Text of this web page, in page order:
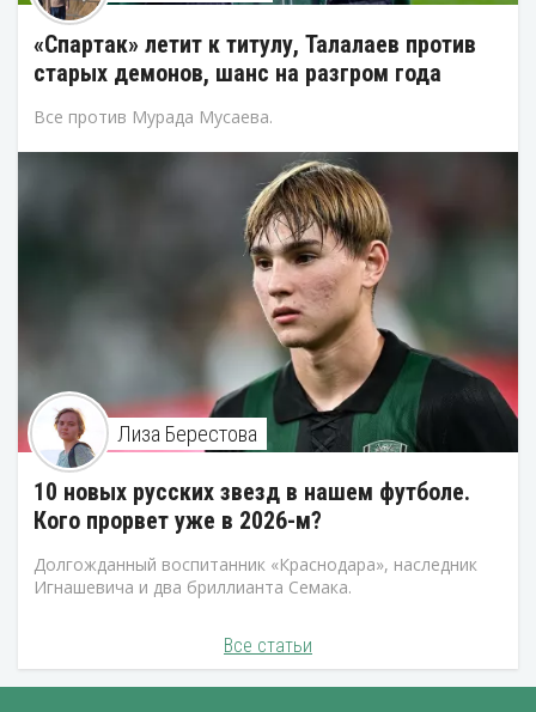
«Спартак» летит к титулу, Талалаев против
старых демонов, шанс на разгром года
Все против Мурада Мусаева.
Лиза Берестова
10 новых русских звезд в нашем футболе.
Кого прорвет уже в 2026-м?
Долгожданный воспитанник «Краснодара», наследник
Игнашевича и два бриллианта Семака.
Все статьи